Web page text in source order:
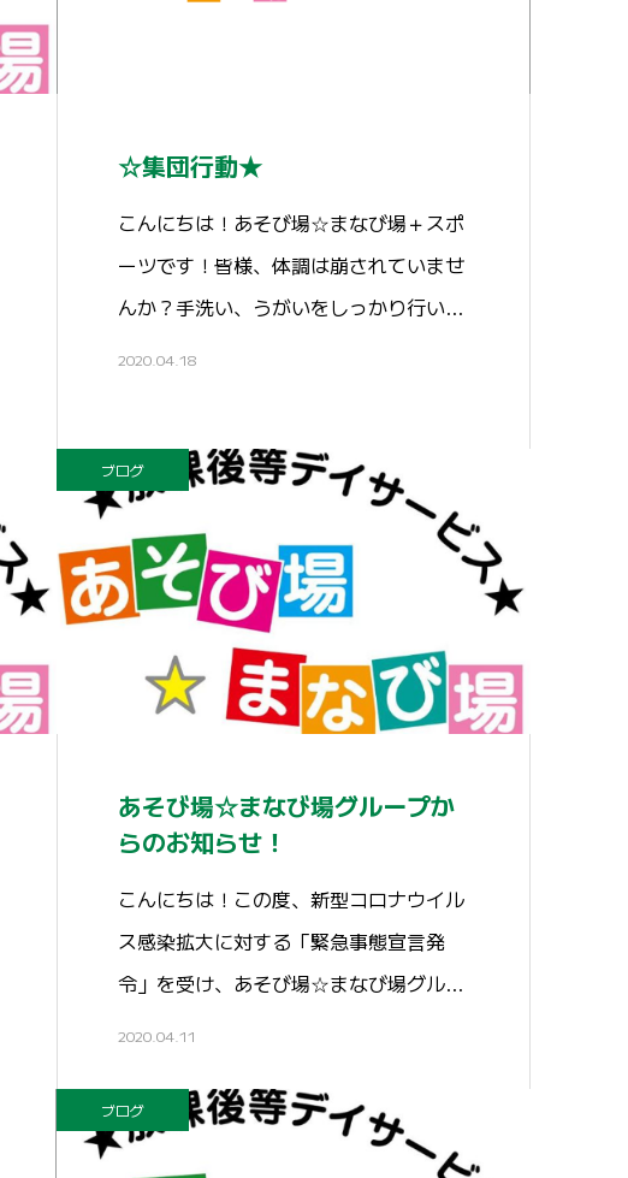
☆集団行動★
こんにちは！あそび場☆まなび場＋スポ
ーツです！皆様、体調は崩されていませ
んか？手洗い、うがいをしっかり行い…
2020.04.18
ブログ
あそび場☆まなび場グループか
らのお知らせ！
こんにちは！この度、新型コロナウイル
ス感染拡大に対する「緊急事態宣言発
令」を受け、あそび場☆まなび場グル
ー…
2020.04.11
ブログ